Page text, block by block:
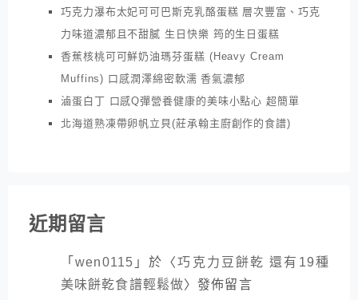
巧克力瀑布太妃可可巴斯克乳酪蛋糕 層次豐富、巧克
力味道濃郁且不甜膩 生日快樂 筠的生日蛋糕
香蕉核桃可可鮮奶油瑪芬蛋糕 (Heavy Cream
Muffins) 口感潤澤綿密軟濡 香氣濃郁
滷蛋白丁 口感Q彈營養健康的美味小點心 超簡單
北海道熟凍帶卵帆立貝(莊承翰主廚創作的食譜)
近期留言
「wen0115 」於〈巧克力豆餅乾 還有19種
美味餅乾食譜輕鬆做〉發佈留言